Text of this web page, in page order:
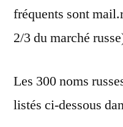
fréquents sont
2/3 du marché
Les 300 noms
listés ci-dessous